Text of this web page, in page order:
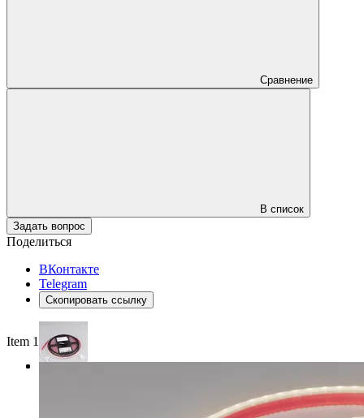
Сравнение
В список
Задать вопрос
Поделиться
ВКонтакте
Telegram
Скопировать ссылку
Item 1 of 3